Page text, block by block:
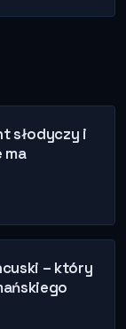
słodyczy i
ma
– który